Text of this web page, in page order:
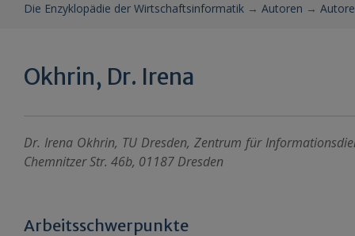
Die Enzyklopädie der Wirtschaftsinformatik→ Autoren →
Okhrin, Dr. Irena
Dr. Irena Okhrin, TU Dresden, Zentrum für
Chemnitzer Str. 46b, 01187 Dresden
Arbeitsschwerpunkte